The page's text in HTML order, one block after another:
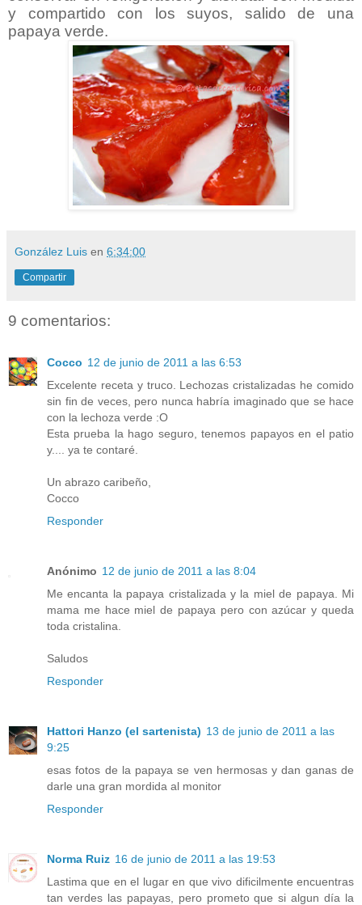
y compartido con los suyos, salido de una
papaya verde.
González Luis en 6:34:00
Compartir
9 comentarios:
Cocco 12 de junio de 2011 a las 6:53
Excelente receta y truco. Lechozas cristalizadas he comido
sin fin de veces, pero nunca habría imaginado que se hace
con la lechoza verde :O
Esta prueba la hago seguro, tenemos papayos en el patio
y.... ya te contaré.
Un abrazo caribeño,
Cocco
Responder
Anónimo 12 de junio de 2011 a las 8:04
Me encanta la papaya cristalizada y la miel de papaya. Mi
mama me hace miel de papaya pero con azúcar y queda
toda cristalina.
Saludos
Responder
Hattori Hanzo (el sartenista) 13 de junio de 2011 a las
9:25
esas fotos de la papaya se ven hermosas y dan ganas de
darle una gran mordida al monitor
Responder
Norma Ruiz 16 de junio de 2011 a las 19:53
Lastima que en el lugar en que vivo dificilmente encuentras
tan verdes las papayas, pero prometo que si algun día la